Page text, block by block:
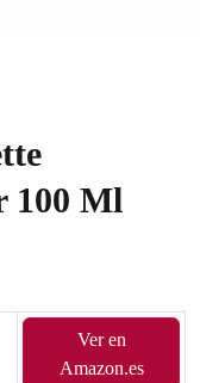
100 Ml
Ver en
Amazon.es